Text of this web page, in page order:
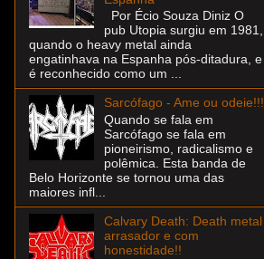
Por Écio Souza Diniz O
pub Utopia surgiu em 1981,
quando o heavy metal ainda
engatinhava na Espanha pós-ditadura, e
é reconhecido como um ...
Sarcófago - Ame ou odeie!!!
Quando se fala em
Sarcófago se fala em
pioneirismo, radicalismo e
polêmica. Esta banda de
Belo Horizonte se tornou uma das
maiores infl...
Calvary Death: Death metal
arrasador e com
honestidade!!